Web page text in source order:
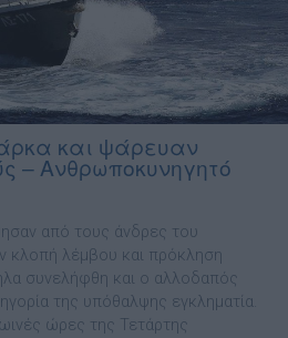
και ψάρευαν
– Ανθρωποκυνηγητό
από τους άνδρες του
κλοπή λέμβου και πρόκληση
συνελήφθη και ο αλλοδαπός
της υπόθαλψης εγκληματία.
ώρες της Τετάρτης